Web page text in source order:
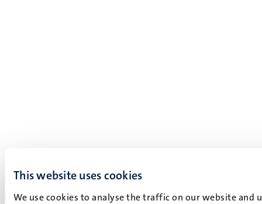
This website uses cookies
We use cookies to analyse the traffic on our website and